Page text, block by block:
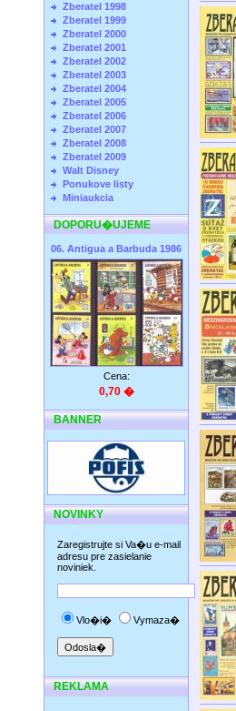
Zberatel 1998
Zberatel 1999
Zberatel 2000
Zberatel 2001
Zberatel 2002
Zberatel 2003
Zberatel 2004
Zberatel 2005
Zberatel 2006
Zberatel 2007
Zberatel 2008
Zberatel 2009
Walt Disney
Ponukove listy
Miniaukcia
DOPORU�UJEME
06. Antigua a Barbuda 1986
Cena:
0,70 �
BANNER
NOVINKY
Zaregistrujte si Va�u e-mail
adresu pre zasielanie
noviniek.
Vlo�i� Vymaza�
REKLAMA